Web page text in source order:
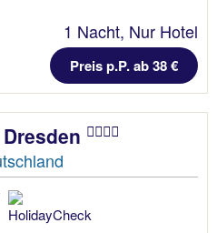
1 Nacht, Nur Hotel
Preis p.P. ab 38 €